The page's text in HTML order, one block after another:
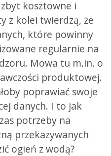
kosztowne i
z kolei twierdzą, że
które powinny
regularnie na
Mowa tu m.in. o
produktowej.
poprawiać swoje
danych. I to jak
potrzeby na
przekazywanych
ogień z wodą?